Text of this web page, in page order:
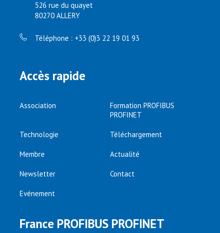
526 rue du quayet
80270 ALLERY
Téléphone : +33 (0)3 22 19 01 93
Accès rapide
Association
Formation PROFIBUS
PROFINET
Technologie Téléchargement
Membre Actualité
Newsletter Contact
Evénement
France PROFIBUS PROFINET